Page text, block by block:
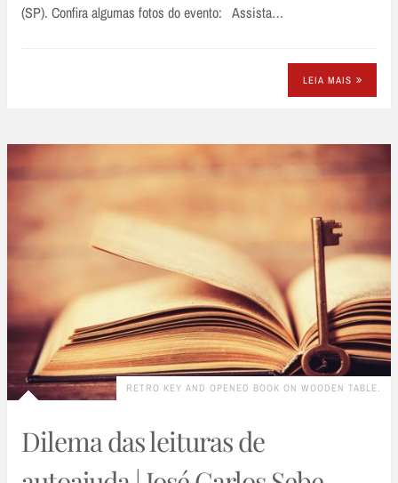
(SP). Confira algumas fotos do evento: Assista…
LEIA MAIS
RETRO KEY AND OPENED BOOK ON WOODEN TABLE.
Dilema das leituras de